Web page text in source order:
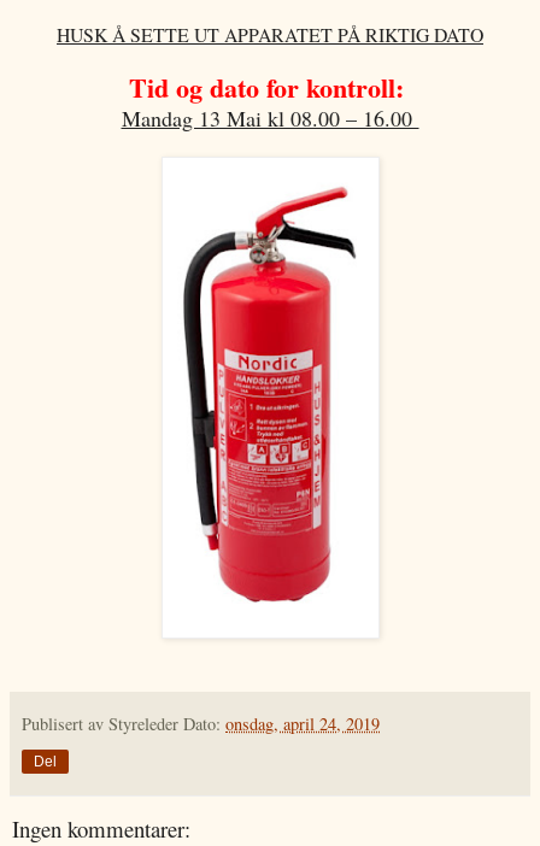
HUSK Å SETTE UT APPARATET PÅ RIKTIG DATO
Tid og dato for kontroll:
Mandag 13 Mai kl 08.00 – 16.00
Publisert av Styreleder Dato: onsdag, april 24, 2019
Del
Ingen kommentarer: